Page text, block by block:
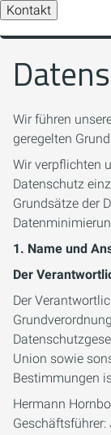
Kontakt
Wir führen
geregelten
Wir verpflichten
Datenschutz
Grundsätze der
1. Name und
Der
Der
Union sowie
Bestimmungen
Hermann